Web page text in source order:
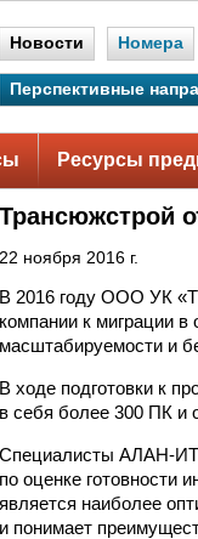
Новости Номера
Перспективные
Ресурсы
Трансюжстрой
22 ноября 2016 г.
В 2016 году ООО УК
компании к миграции в
масштабируемости и
В ходе подготовки к
в себя более 300 ПК и
Специалисты АЛАН-ИТ
по оценке готовности
является наиболее
и понимает